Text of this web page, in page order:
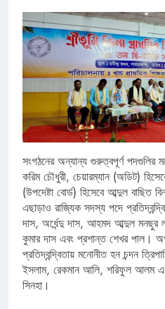
সংগঠনের অন্যান্য গুরুত্বপূর্ণ পদগুলির
করিম চৌধুরী, চেয়ারম্যান (অডিট)
(উপদেষ্টা বোর্ড) হিসেবে আব্দুল বাছিত
এছাড়াও রাজ্যিক সদস্য পদে
দাস, অর্ধেন্দু দাস, আহমদ আব্দুল
কুমার দাস এবং প্রশান্ত শেখর পাল।
প্রতিদ্বন্দ্বিতায় মনোনীত হন চন্দন
ইসলাম, রেকমান আলি, শরিফুল আলম
সিনহা।